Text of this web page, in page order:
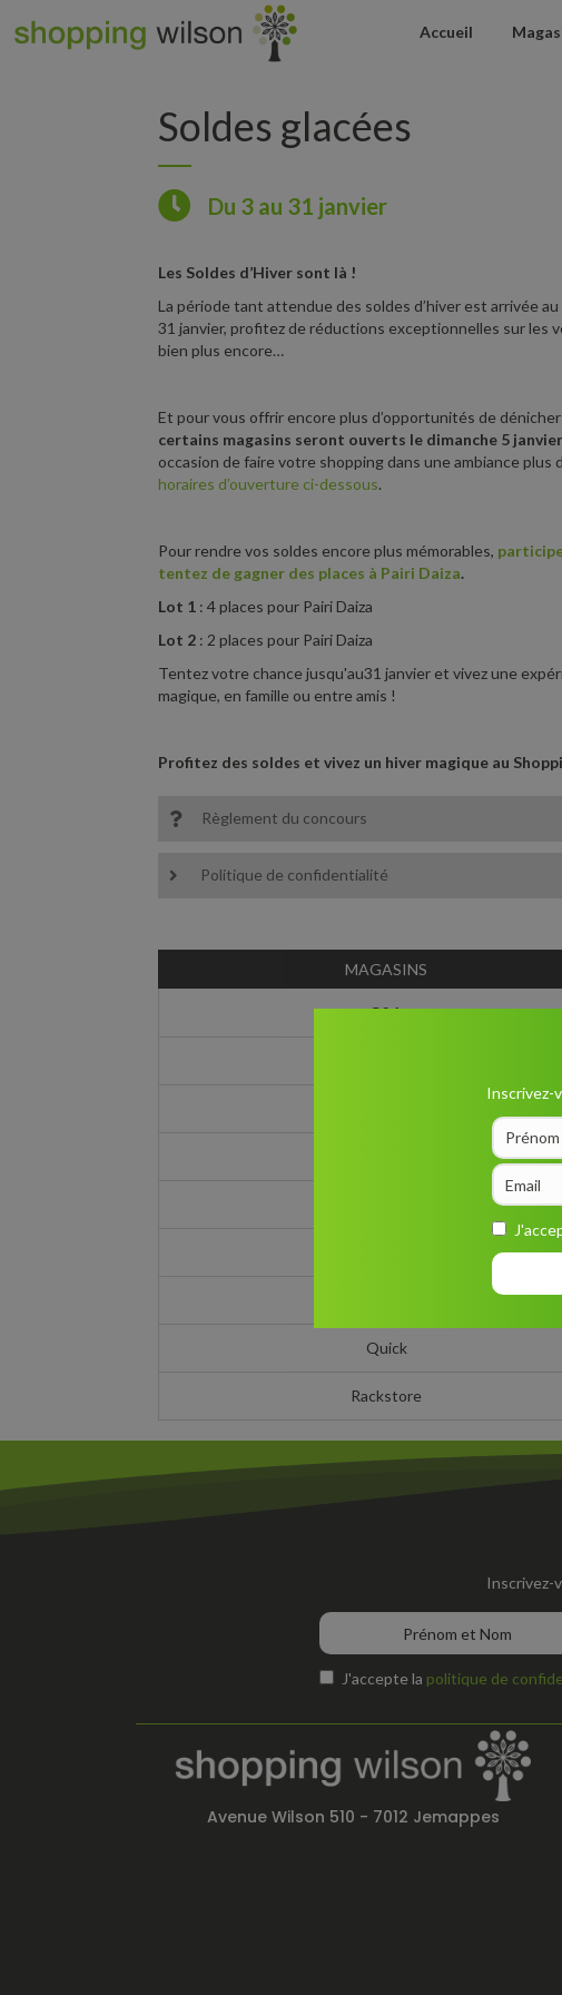
Accueil
Soldes glacées
Du 3 au 31 janvier
Les Soldes d’Hiver sont là !
La période tant attendue des soldes d’hiver est arrivée
31 janvier, profitez de réductions exceptionnelles sur les
bien plus encore…
Et pour vous offrir encore plus d’opportunités de
certains magasins seront ouverts le dimanche 5 janvier
occasion de faire votre shopping dans une ambiance plus
horaires d’ouverture ci-dessous.
Pour rendre vos soldes encore plus mémorables,
tentez de gagner des places à Pairi Daiza.
Lot 1 : 4 places pour Pairi Daiza
Lot 2 : 2 places pour Pairi Daiza
Tentez votre chance jusqu'au31 janvier et vivez une
magique, en famille ou entre amis !
Profitez des soldes et vivez un hiver magique au
Règlement du concours
Politique de confidentialité
MAGASINS
C&A
Quick
Rackstore
Inscrivez-
J'accepte la politique de
Avenue Wilson 510 - 7012 Jemappes
Inscrivez-